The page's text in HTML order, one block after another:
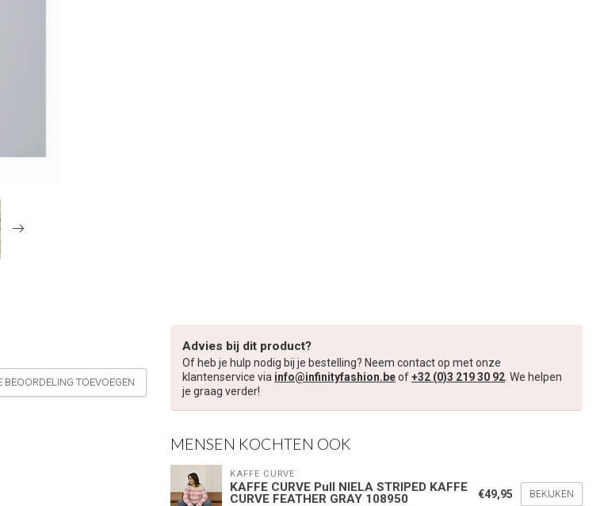
BEOORDELING TOEVOEGEN
Advies bij dit product?
Of heb je hulp nodig bij je bestelling? Neem contact op met onze
klantenservice via info@infinityfashion.beof+32 (0)3 219 30 92 . We helpen
je graag verder!
MENSEN KOCHTEN OOK
KAFFE CURVE
KAFFE CURVE Pull NIELA STRIPED KAFFE
CURVE FEATHER GRAY 108950
€49,95 BEKIJKEN